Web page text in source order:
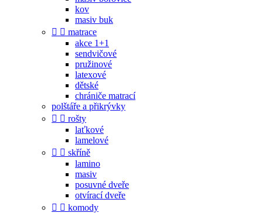
kov
masiv buk
  matrace
akce 1+1
sendvičové
pružinové
latexové
dětské
chrániče matrací
polštáře a přikrývky
  rošty
laťkové
lamelové
  skříně
lamino
masiv
posuvné dveře
otvírací dveře
  komody